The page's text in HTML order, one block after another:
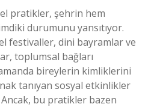
pratikler, şehrin hem
durumunu yansıtıyor.
festivaller, dini bayramlar ve
toplumsal bağları
bireylerin kimliklerini
tanıyan sosyal etkinlikler
Ancak, bu pratikler bazen